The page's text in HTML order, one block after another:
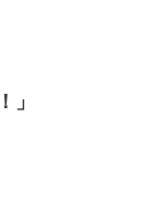
」